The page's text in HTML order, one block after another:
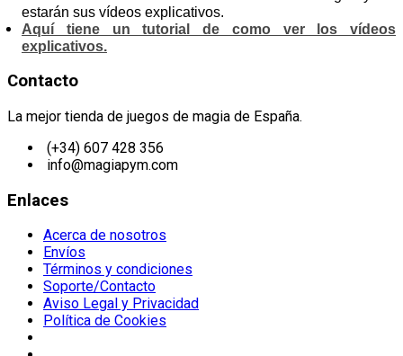
estarán sus vídeos explicativos.
Aquí tiene un tutorial de como ver los vídeos
explicativos.
Contacto
La mejor tienda de juegos de magia de España.
(+34) 607 428 356
info@magiapym.com
Enlaces
Acerca de nosotros
Envíos
Términos y condiciones
Soporte/Contacto
Aviso Legal y Privacidad
Política de Cookies